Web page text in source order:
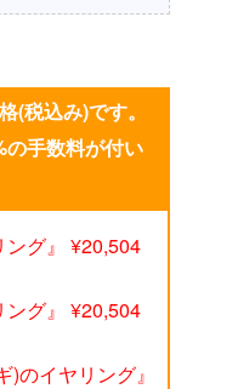
税込み)です。
手数料が付い
ング』 ¥20,504
ング』 ¥20,504
)のイヤリング』